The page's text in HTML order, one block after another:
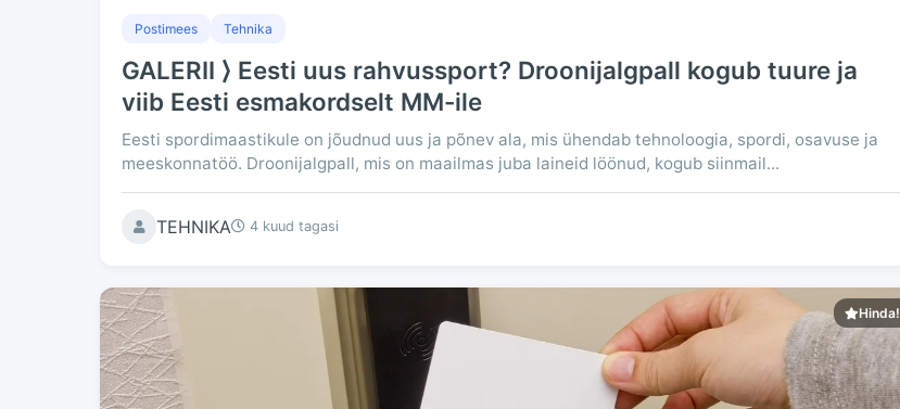
Postimees Tehnika
GALERII ⟩ Eesti uus rahvussport? Droonijalgpall kogub tuure ja
viib Eesti esmakordselt MM-ile
Eesti spordimaastikule on jõudnud uus ja põnev ala, mis ühendab tehnoloogia, spordi, osavuse ja
meeskonnatöö. Droonijalgpall, mis on maailmas juba laineid löönud, kogub siinmail...
TEHNIKA 4 kuud tagasi
Hinda!